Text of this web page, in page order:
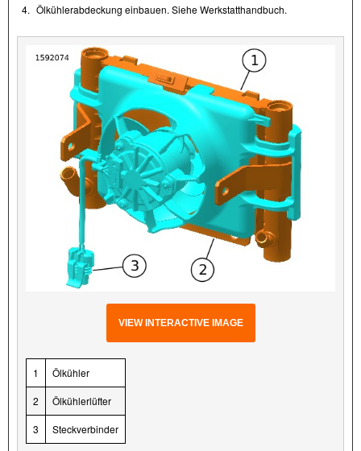
4. Ölkühlerabdeckung einbauen. Siehe Werkstatthandbuch.
VIEW INTERACTIVE IMAGE
1 Ölkühler
2 Ölkühlerlüfter
3 Steckverbinder